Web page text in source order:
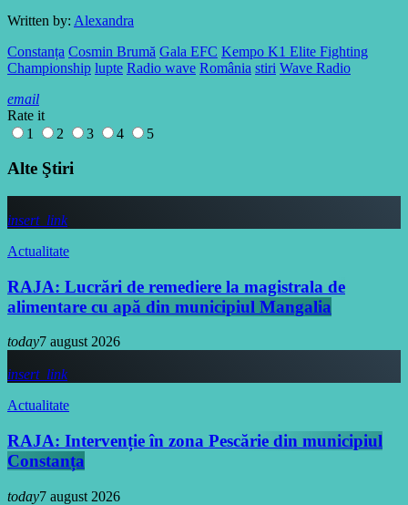
Written by: Alexandra
Constanța Cosmin Brumă Gala EFC Kempo K1 Elite Fighting
Championship lupte Radio wave România stiri Wave Radio
email
Rate it
1
2 3 4 5
Alte Ştiri
insert_link
Actualitate
RAJA: Lucrări de remediere la magistrala de
alimentare cu apă din municipiul Mangalia
today7 august 2026
insert_link
Actualitate
RAJA: Intervenție în zona Pescărie din municipiul
Constanța
today7 august 2026